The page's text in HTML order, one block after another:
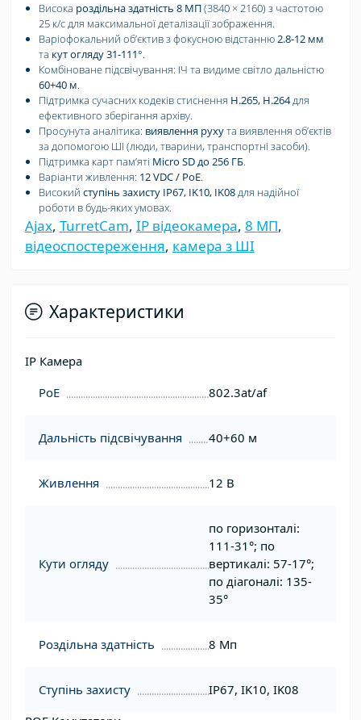
Висока роздільна здатність 8 МП(3840 × 2160) з частотою
25 к/с для максимальної деталізації зображення.
Варіофокальний обʼєктив з фокусною відстанню2.8-12 мм
та кут огляду 31-111°.
Комбіноване підсвічування: ІЧ та видиме світло дальністю
60+40 м.
Підтримка сучасних кодеків стиснення H.265, H.264для
ефективного зберігання архіву.
Просунута аналітика: виявлення рухута виявлення обʼєктів
за допомогою ШІ (люди, тварини, транспортні засоби).
Підтримка карт памʼяті Micro SD до 256 ГБ.
Варіанти живлення: 12 VDC / PoE.
Високий ступінь захисту IP67, IK10, IK08для надійної
роботи в будь-яких умовах.
Ajax, TurretCam, IP відеокамера, 8 МП,
відеоспостереження, камера з ШІ
Характеристики
IP Камера
PoE
802.3at/af
Дальність підсвічування 40+60 м
Живлення 12 В
Кути огляду
по горизонталі:
111-31°; по
вертикалі: 57-17°;
по діагоналі: 135-
35°
Роздільна здатність 8 Мп
Ступінь захисту
IP67, IK10, IK08